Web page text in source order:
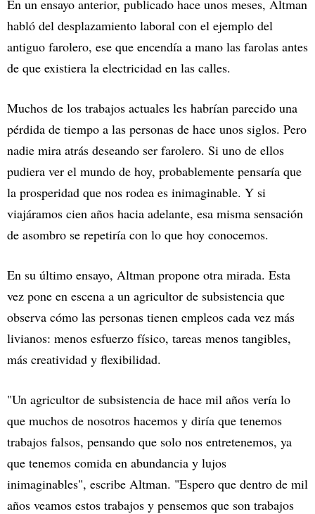
En un ensayo anterior, publicado hace unos meses, Altman
habló del desplazamiento laboral con el ejemplo del
antiguo farolero, ese que encendía a mano las farolas antes
de que existiera la electricidad en las calles.
Muchos de los trabajos actuales les habrían parecido una
pérdida de tiempo a las personas de hace unos siglos. Pero
nadie mira atrás deseando ser farolero. Si uno de ellos
pudiera ver el mundo de hoy, probablemente pensaría que
la prosperidad que nos rodea es inimaginable. Y si
viajáramos cien años hacia adelante, esa misma sensación
de asombro se repetiría con lo que hoy conocemos.
En su último ensayo, Altman propone otra mirada. Esta
vez pone en escena a un agricultor de subsistencia que
observa cómo las personas tienen empleos cada vez más
livianos: menos esfuerzo físico, tareas menos tangibles,
más creatividad y flexibilidad.
"Un agricultor de subsistencia de hace mil años vería lo
que muchos de nosotros hacemos y diría que tenemos
trabajos falsos, pensando que solo nos entretenemos, ya
que tenemos comida en abundancia y lujos
inimaginables", escribe Altman. "Espero que dentro de mil
años veamos estos trabajos y pensemos que son trabajos